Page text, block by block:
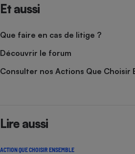
Et aussi
Que faire en cas de litige ?
Découvrir le forum
Consulter nos Actions Que Choisir
Lire aussi
ACTION QUE CHOISIR ENSEMBLE